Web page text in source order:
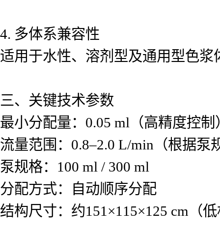
4. 多体系兼容性
适用于水性、溶剂型及通用型色
三、关键技术参数
最小分配量：0.05 ml（高精度控制
流量范围：0.8–2.0 L/min（根据泵
泵规格：100 ml / 300 ml
分配方式：自动顺序分配
结构尺寸：约151×115×125 cm（